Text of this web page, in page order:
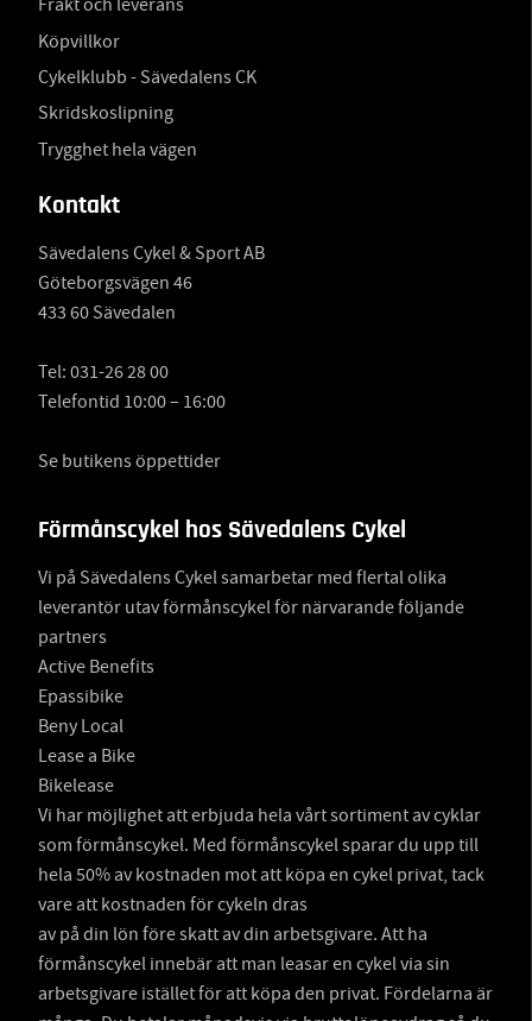
Frakt och leverans
Köpvillkor
Cykelklubb - Sävedalens CK
Skridskoslipning
Trygghet hela vägen
Kontakt
Sävedalens Cykel & Sport AB
Göteborgsvägen 46
433 60 Sävedalen
Tel: 031-26 28 00
Telefontid 10:00 – 16:00
Se butikens öppettider
Förmånscykel hos Sävedalens Cykel
Vi på Sävedalens Cykel samarbetar med flertal olika
leverantör utav förmånscykel för närvarande följande
partners
Active Benefits
Epassibike
Beny Local
Lease a Bike
Bikelease
Vi har möjlighet att erbjuda hela vårt sortiment av cyklar
som förmånscykel. Med förmånscykel sparar du upp till
hela 50% av kostnaden mot att köpa en cykel privat, tack
vare att kostnaden för cykeln dras
av på din lön före skatt av din arbetsgivare. Att ha
förmånscykel innebär att man leasar en cykel via sin
arbetsgivare istället för att köpa den privat. Fördelarna är